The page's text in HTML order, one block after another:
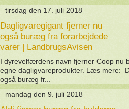
tirsdag den 17. juli 2018
Dagligvaregigant fjerner nu
også buræg fra forarbejdede
varer | LandbrugsAvisen
I dyrevelfærdens navn fjerner Coop nu
egne dagligvareprodukter. Læs mere:
også buræg fr...
mandag den 9. juli 2018